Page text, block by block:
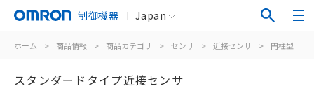
制御機器 Japan
ホーム > 商品情報 > 商品カテゴリ > センサ > 近接センサ > 円柱型
スタンダードタイプ近接センサ